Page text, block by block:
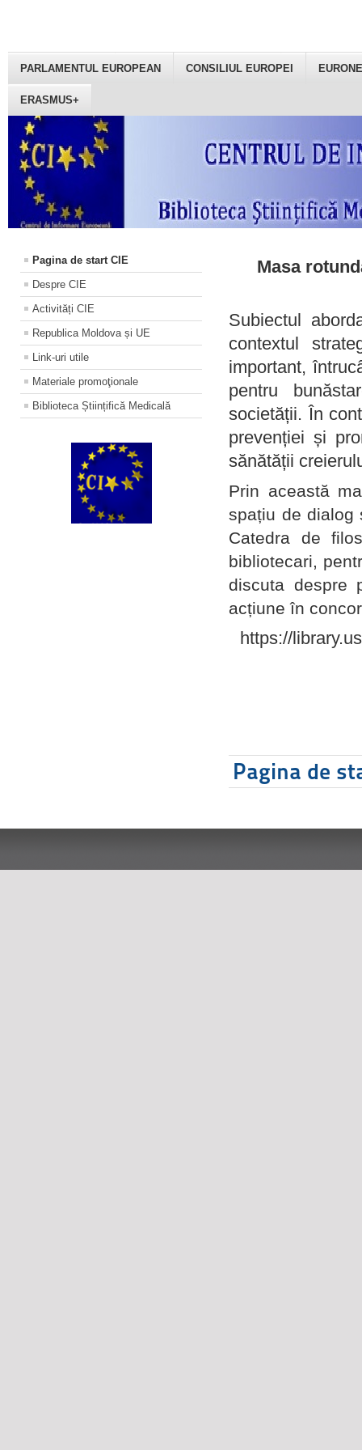
PARLAMENTUL EUROPEAN CONSILIUL EUROPEI
ERASMUS+
Pagina de start CIE
Despre CIE
Activități CIE
Republica Moldova și UE
Link-uri utile
Materiale promoţionale
Biblioteca Științifică Medicală
Masa
Subiectul
contextul
important,
pentru
societății. În
prevenției și
sănătății
Prin această
spațiu de dialog
Catedra de
bibliotecari,
discuta despre
acțiune în
https://
Pagina de